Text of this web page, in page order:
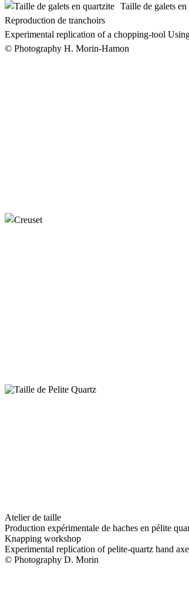
Taille de galets
Reproduction de tranchoirs
Experimental replication of a chopping-tool
© Photography H. Morin-Hamon
Atelier de taille
Production expérimentale de haches en pélite
Knapping workshop
Experimental replication of pelite-quartz hand
© Photography D. Morin